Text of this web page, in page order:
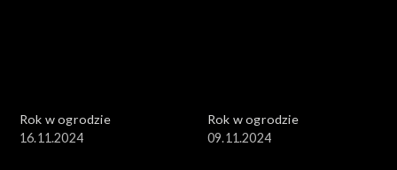
Rok w ogrodzie
16.11.2024
Rok w ogrodzie
09.11.2024